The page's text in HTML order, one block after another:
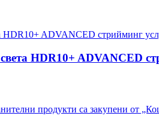
HDR10+ ADVANCED